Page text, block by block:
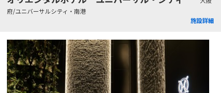
府/ユニバーサルシティ・南港
施設詳細